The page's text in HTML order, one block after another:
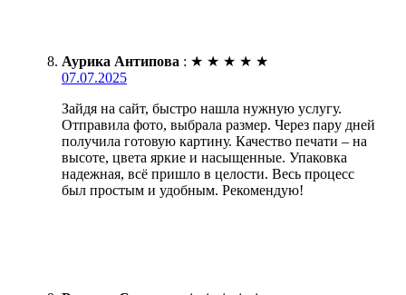
Аурика Антипова : ★ ★ ★ ★ ★
07.07.2025
Зайдя на сайт, быстро нашла нужную услугу.
Отправила фото, выбрала размер. Через пару дней
получила готовую картину. Качество печати – на
высоте, цвета яркие и насыщенные. Упаковка
надежная, всё пришло в целости. Весь процесс
был простым и удобным. Рекомендую!